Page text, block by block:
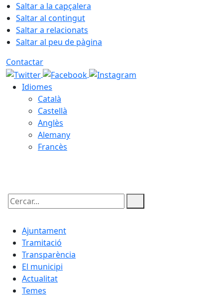
Saltar a la capçalera
Saltar al contingut
Saltar a relacionats
Saltar al peu de pàgina
Contactar
Idiomes
Català
Castellà
Anglès
Alemany
Francès
Cercar:
Ajuntament
Tramitació
Transparència
El municipi
Actualitat
Temes